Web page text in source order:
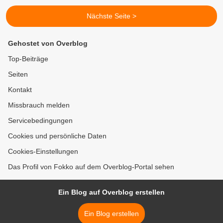
Nächste Seite >
Gehostet von Overblog
Top-Beiträge
Seiten
Kontakt
Missbrauch melden
Servicebedingungen
Cookies und persönliche Daten
Cookies-Einstellungen
Das Profil von Fokko auf dem Overblog-Portal sehen
Ein Blog auf Overblog erstellen
Ein Blog erstellen